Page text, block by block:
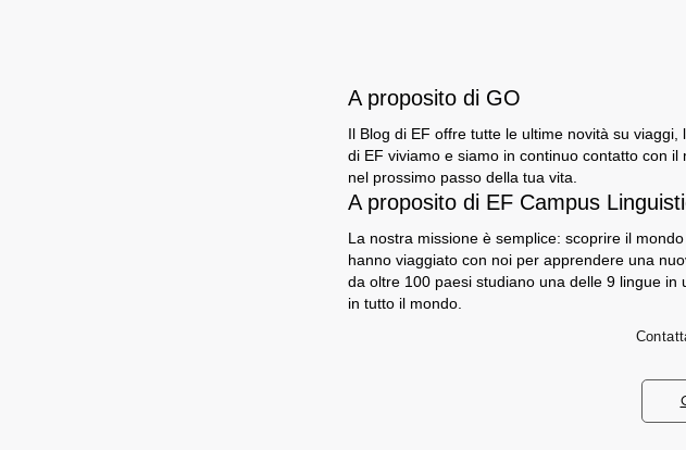
A proposito di GO
Il Blog di EF offre tutte le ultime novità su
di EF viviamo e siamo in continuo contatto con
nel prossimo passo della tua vita.
A proposito di EF Campus
La nostra missione è semplice: scoprire il
hanno viaggiato con noi per apprendere una
da oltre 100 paesi studiano una delle 9 lingue
in tutto il mondo.